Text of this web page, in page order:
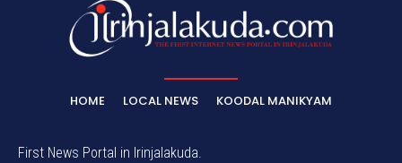
HOME LOCAL NEWS KOODAL MANIKYAM
First News Portal in Irinjalakuda.